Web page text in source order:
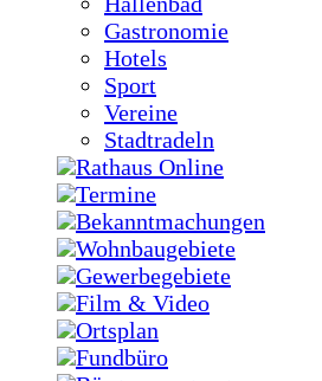
Gastronomie
Hotels
Sport
Vereine
Stadtradeln
Rathaus Online
Termine
Bekanntmachungen
Wohnbaugebiete
Gewerbegebiete
Film & Video
Ortsplan
Fundbüro